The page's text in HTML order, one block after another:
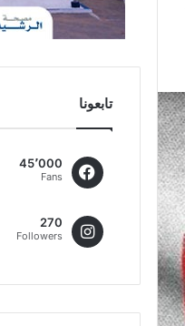
تابعونا
45٬000
Fans
270
Followers